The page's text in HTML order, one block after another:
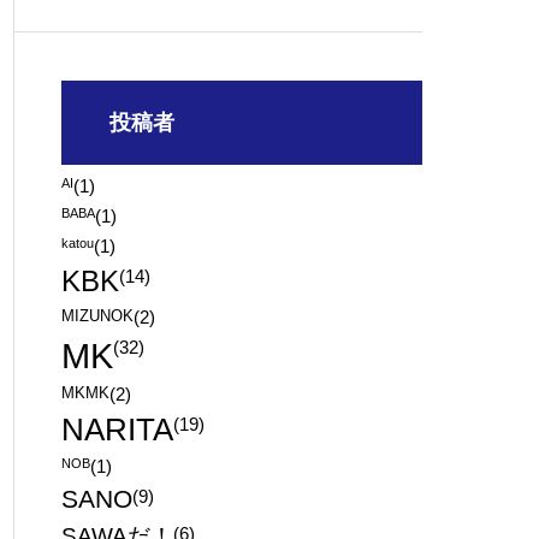
投稿者
AI(1)
BABA(1)
katou(1)
KBK(14)
MIZUNOK(2)
MK(32)
MKMK(2)
NARITA(19)
NOB(1)
SANO(9)
(6)